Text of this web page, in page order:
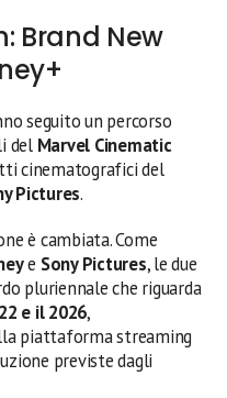
Brand New
seguito un percorso
del Marvel Cinematic
cinematografici del
Pictures.
è cambiata. Come
e Sony Pictures, le due
pluriennale che riguarda
e il 2026,
piattaforma streaming
previste dagli